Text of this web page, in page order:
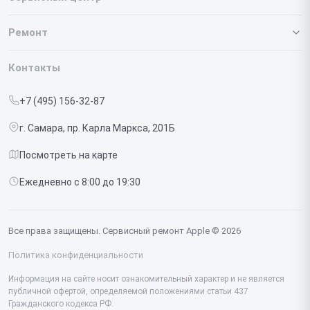
О нашем сервисе
Срочный ремонт
Доставка и способы оплаты
Диагностика
Контакты
Ремонт
Iphone
Studio Display
Vision Pro
Контакты
+7 (495) 156-32-87
г. Самара, пр. Карла Маркса, 201Б
Посмотреть на карте
Ежедневно с 8:00 до 19:30
Все права защищены. Сервисный ремонт Apple © 2026
Политика конфиденциальности
Информация на сайте носит ознакомительный характер и не является
публичной офертой, определяемой положениями статьи 437
Гражданского кодекса РФ.